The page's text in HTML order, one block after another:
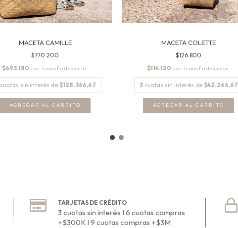
MACETA CAMILLE
$770.200
$693.180 con
cuotas sin interés de $128.366,67
AGREGAR AL CARRITO
MACETA COLETTE
$126.800
$114.120 con
3 cuotas sin interés de $42.266,67
AGREGAR AL CARRITO
TARJETAS DE CRÉDITO
3 cuotas sin interés I 6 cuotas compras
+$300K I 9 cuotas compras +$3M